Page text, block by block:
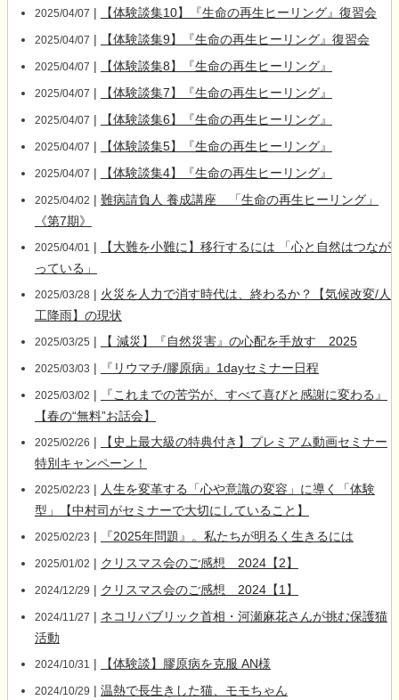
2025/04/07 | 【体験談集10】『生命の再生ヒーリング』復習会
2025/04/07 | 【体験談集9】『生命の再生ヒーリング』復習会
2025/04/07 | 【体験談集8】『生命の再生ヒーリング』
2025/04/07 | 【体験談集7】『生命の再生ヒーリング』
2025/04/07 | 【体験談集6】『生命の再生ヒーリング』
2025/04/07 | 【体験談集5】『生命の再生ヒーリング』
2025/04/07 | 【体験談集4】『生命の再生ヒーリング』
2025/04/02 | 難病請負人 養成講座 「生命の再生ヒーリング」
《第7期》
2025/04/01 |
【大難を小難に】移行するには 「心と自然はつなが
っている」
2025/03/28 | 火災を人力で消す時代は、終わるか？【気候改変/人
工降雨】の現状
2025/03/25 | 【 減災】『自然災害』の心配を手放す 2025
2025/03/03 | 『リウマチ/膠原病』1dayセミナー日程
2025/03/02 |
『これまでの苦労が、すべて喜びと感謝に変わる』
【春の“無料”お話会】
2025/02/26 |
【史上最大級の特典付き】プレミアム動画セミナー
特別キャンペーン！
2025/02/23 | 人生を変革する「心や意識の変容」に導く「体験
型」【中村司がセミナーで大切にしていること】
2025/02/23 | 『2025年問題』。私たちが明るく生きるには
2025/01/02 | クリスマス会のご感想 2024【2】
2024/12/29 | クリスマス会のご感想 2024【1】
2024/11/27 | ネコリパブリック首相・河瀬麻花さんが挑む保護猫
活動
2024/10/31 | 【体験談】膠原病を克服 AN様
2024/10/29 | 温熱で長生きした猫、モモちゃん